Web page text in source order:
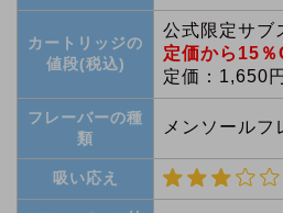
カートリッジの
値段(税込)
公式限定サブ
定価から 15％
定価：1,650円
フレーバーの種
類
メンソールフ
吸い応え